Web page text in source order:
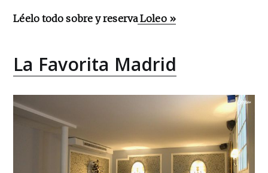
Léelo todo sobre y reservaLoleo »
La Favorita Madrid